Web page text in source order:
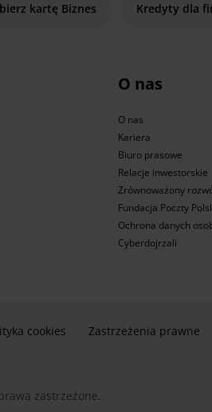
kartę Biznes Kredyty dla
O nas
O nas
Kariera
Biuro prasowe
Relacje inwestorskie
Zrównoważony
Fundacja Poczty
Ochrona danych
Cyberdojrzali
cookies Zastrzeżenia prawne
zastrzeżone.